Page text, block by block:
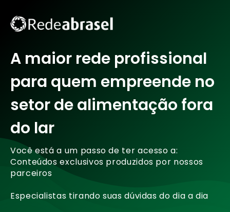
A maior rede profissional
para quem empreende no
setor de alimentação fora
do lar
Você está a um passo de ter acesso a:
Conteúdos exclusivos produzidos por nossos
parceiros
Especialistas tirando suas dúvidas do dia a dia